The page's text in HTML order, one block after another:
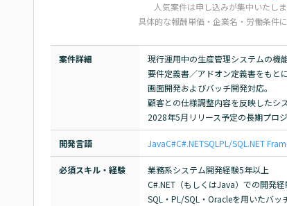
人気案件は申し込みが集中いたし
具体的な報酬単価・企業名・労働条件
案件詳細
現行運用中の生産管理システムの機
要件定義書／アドオン定義書をもと
画面開発およびバッチ開発対応。
顧客との仕様調整内容を反映したシ
2028年5月リリース予定の長期プロジ
開発言語 JavaC#C#.NETSQL PL/SQL .NET
必須スキル・経験
業務系システム開発経験5年以上
C#.NET（もしくはJava）での開発経
SQL・PL/SQL・Oracleを用いたバッ